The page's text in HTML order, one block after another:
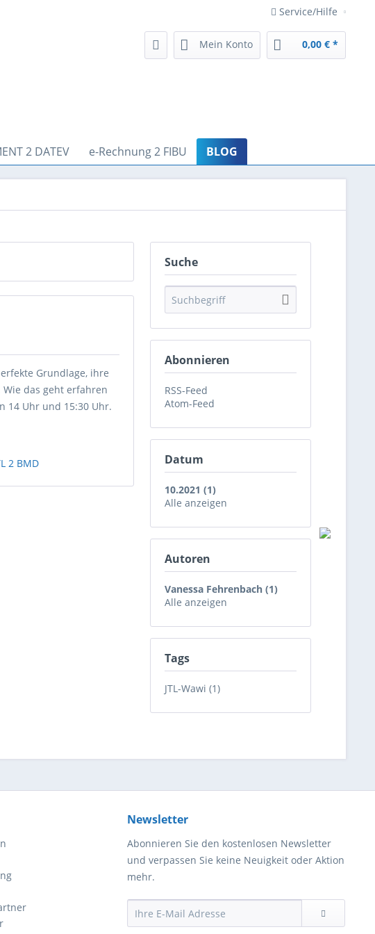
Service/Hilfe
Mein Konto 0,00 € *
2 DATEV e-Rechnung 2 FIBU BLOG
Suche
Abonnieren
RSS-Feed
Atom-Feed
Datum
10.2021 (1)
Alle anzeigen
Autoren
Vanessa Fehrenbach (1)
Alle anzeigen
Tags
JTL-Wawi (1)
Grundlage, ihre
das geht erfahren
14 Uhr und 15:30 Uhr.
2 BMD
Newsletter
Abonnieren Sie den kostenlosen Newsletter
und verpassen Sie keine Neuigkeit oder Aktion
mehr.